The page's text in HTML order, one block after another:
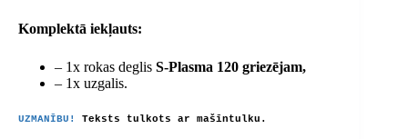
Komplektā iekļauts:
– 1x rokas deglis S-Plasma 120 griezējam,
– 1x uzgalis.
UZMANĪBU! Teksts tulkots ar mašīntulku.